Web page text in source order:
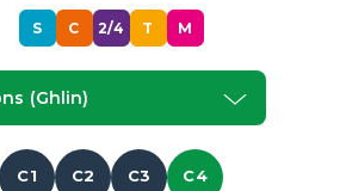
S C 2/4 T M
(ghlin)
C1 C2 C3 C4